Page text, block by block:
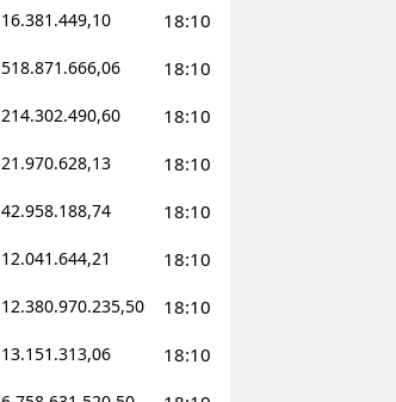
16.381.449,10 18:10
518.871.666,06 18:10
214.302.490,60 18:10
21.970.628,13 18:10
42.958.188,74 18:10
12.041.644,21 18:10
12.380.970.235,50 18:10
13.151.313,06 18:10